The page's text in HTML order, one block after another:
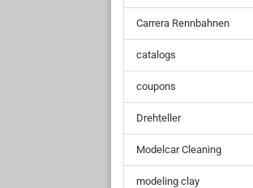
Carrera Rennbahnen
catalogs
coupons
Drehteller
Modelcar Cleaning
modeling clay